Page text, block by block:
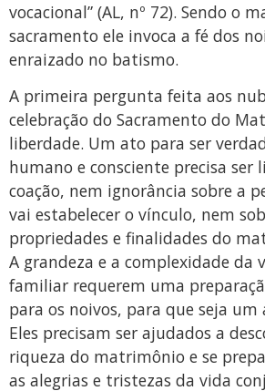
vocacional” (AL, nº 72). Sendo o
sacramento ele invoca a fé dos
enraizado no batismo.
A primeira pergunta feita aos
celebração do Sacramento do
liberdade. Um ato para ser
humano e consciente precisa ser
coação, nem ignorância sobre a
vai estabelecer o vínculo, nem
propriedades e finalidades do
A grandeza e a complexidade da
familiar requerem uma
para os noivos, para que seja um
Eles precisam ser ajudados a
riqueza do matrimônio e se
as alegrias e tristezas da vida